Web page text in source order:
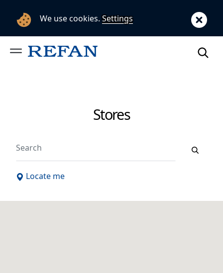
Stores
Search
Locate me
We use cookies.Settings